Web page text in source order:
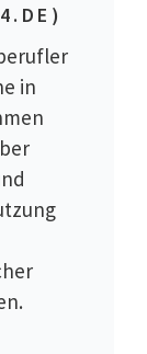
in